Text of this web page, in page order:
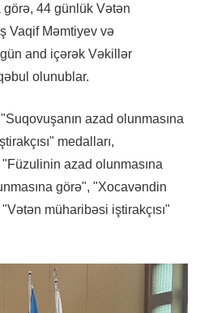
görə, 44 günlük Vətən
Vaqif Məmtiyev və
and içərək Vəkillər
olunublar.
azad olunmasına
medalları,
azad olunmasına
görə", "Xocavəndin
müharibəsi iştirakçısı"